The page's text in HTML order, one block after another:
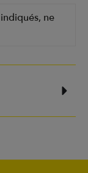
ne